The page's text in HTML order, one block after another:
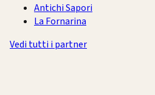
Antichi Sapori
La Fornarina
Vedi tutti i partner